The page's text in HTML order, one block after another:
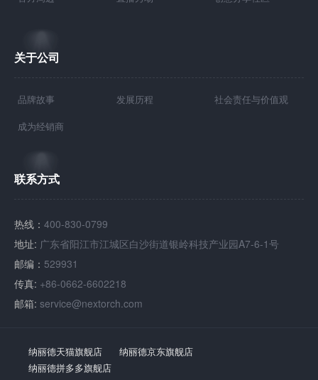
关于公司
品牌故事 发展历程 社会责任与价值观
成为经销商
联系方式
热线： 400-830-0799
地址: 广东省阳江市江城区白沙街道银岭科技产业园A7-6-1号
邮编： 529931
传真: +86-0662-6602218
邮箱: service@nextorch.com
纳丽德天猫旗舰店
纳丽德京东旗舰店
纳丽德拼多多旗舰店